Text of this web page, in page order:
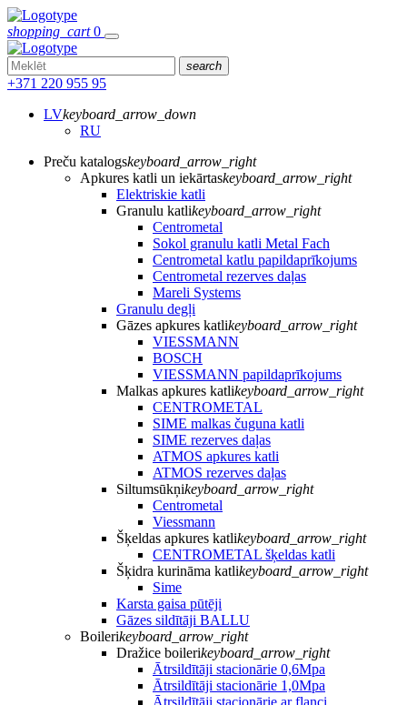
shopping_cart 0
search
+371 220 955 95
LVkeyboard_arrow_down
RU
Preču katalogskeyboard_arrow_right
Apkures katli un iekārtaskeyboard_arrow_right
Elektriskie katli
Granulu katlikeyboard_arrow_right
Centrometal
Sokol granulu katli Metal Fach
Centrometal katlu papildaprīkojums
Centrometal rezerves daļas
Mareli Systems
Granulu degļi
Gāzes apkures katlikeyboard_arrow_right
VIESSMANN
BOSCH
VIESSMANN papildaprīkojums
Malkas apkures katlikeyboard_arrow_right
CENTROMETAL
SIME malkas čuguna katli
SIME rezerves daļas
ATMOS apkures katli
ATMOS rezerves daļas
Siltumsūkņikeyboard_arrow_right
Centrometal
Viessmann
Šķeldas apkures katlikeyboard_arrow_right
CENTROMETAL šķeldas katli
Šķidra kurināma katlikeyboard_arrow_right
Sime
Karsta gaisa pūtēji
Gāzes sildītāji BALLU
Boilerikeyboard_arrow_right
Dražice boilerikeyboard_arrow_right
Ātrsildītāji stacionārie 0,6Mpa
Ātrsildītāji stacionārie 1,0Mpa
Ātrsildītāji stacionārie ar flanci